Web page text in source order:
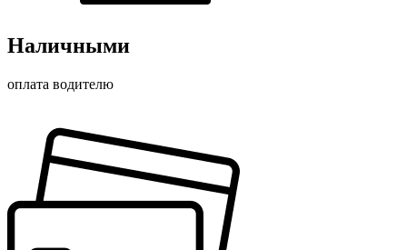
Наличными
оплата водителю